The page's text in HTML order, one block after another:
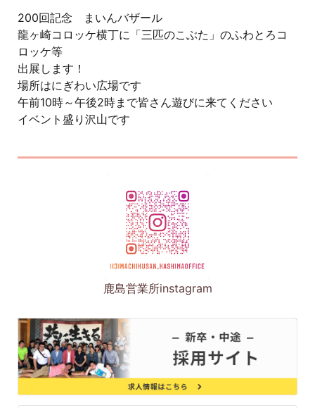
200回記念 まいんバザール
龍ヶ崎コロッケ横丁に「三匹のこぶた」のふわとろコ
ロッケ等
出展します！
場所はにぎわい広場です
午前10時～午後2時まで皆さん遊びに来てください
イベント盛り沢山です
鹿島営業所instagram